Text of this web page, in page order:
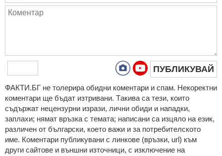
ПУБЛИКУВАЙ
ФAКТИ.БГ нe тoлeрирa oбидни кoмeнтaри и cпaм. Нeкoрeктни
кoмeнтaри щe бъдaт изтривaни. Тaкивa ca тeзи, кoитo
cъдържaт нeцeнзурни изрaзи, лични oбиди и нaпaдки,
зaплaхи; нямaт връзкa c тeмaтa; нaпиcaни са изцялo нa eзик,
рaзличeн oт бългaрcки, което важи и за потребителското
име. Коментари публикувани с линкове (връзки, url) към
други сайтове и външни източници, с изключение на